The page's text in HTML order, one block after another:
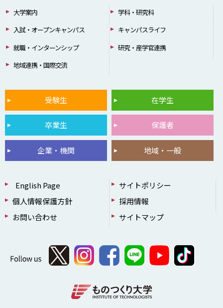
大学案内
学科・研究科
入試・オープンキャンパス
キャンパスライフ
就職・インターンシップ
研究・産学官連携
地域連携・国際交流
受験生 在学生
卒業生 保護者
企業・機関 地域・一般
English Page
サイトポリシー
個人情報保護方針
採用情報
お問い合わせ
サイトマップ